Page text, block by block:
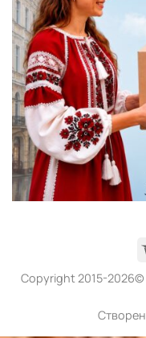
Copyright 2015-2026©